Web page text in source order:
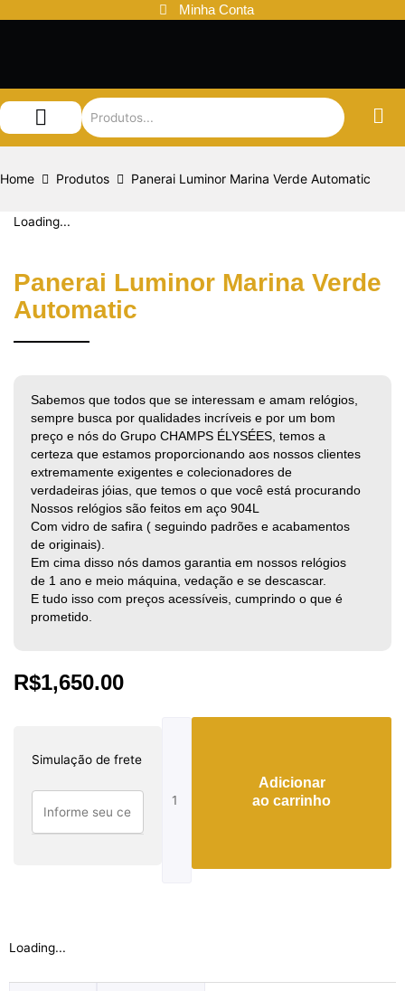
Minha Conta
Home Produtos Panerai Luminor Marina Verde Automatic
Loading...
Panerai Luminor Marina Verde
Automatic
Sabemos que todos que se interessam e amam relógios,
sempre busca por qualidades incríveis e por um bom
preço e nós do Grupo CHAMPS ÉLYSÉES, temos a
certeza que estamos proporcionando aos nossos clientes
extremamente exigentes e colecionadores de
verdadeiras jóias, que temos o que você está procurando
Nossos relógios são feitos em aço 904L
Com vidro de safira ( seguindo padrões e acabamentos
de originais).
Em cima disso nós damos garantia em nossos relógios
de 1 ano e meio máquina, vedação e se descascar.
E tudo isso com preços acessíveis, cumprindo o que é
prometido.
R$1,650.00
Simulação de frete
Automatic
Adicionar
ao carrinho
Loading...